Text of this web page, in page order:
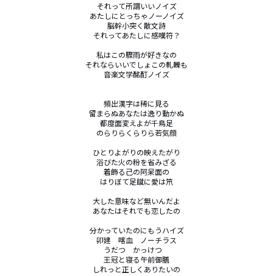
それって所謂いいノイズ
あたしにとっちゃノーノイズ
脳幹小突く散文詩
それってあたしに感嘆符？
私はこの驟雨が好きなの
それならいいでしょこの軋轢も
音楽文学酩酊ノイズ
頻出漢字は稀に見る
留まらぬあなたは逸り動かぬ
都度面変えよが千鳥足
のらりらくらりら若気顔
ひとりよがりの映えたがり
浴びた火の粉を省みざる
着飾る己の阿呆面の
はりぼて足蹴に愛は笊
大した意味など無いんだよ
あなたはそれでも恋したの
分かっていたのにもうハイズ
卯建　喀血　ノーチラス
うだつ　かっけつ
王冠と寝る午前御膳
しれっと正しくありたいの